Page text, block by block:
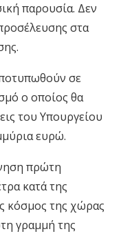
παρουσία. Δεν
στα
σε
ο οποίος θα
του Υπουργείου
ευρώ.
πρώτη
κατά της
κόσμος της χώρας
γραμμή της